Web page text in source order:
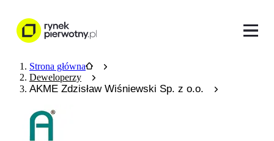
Strona główna
Deweloperzy
AKME Zdzisław Wiśniewski Sp. z o.o.